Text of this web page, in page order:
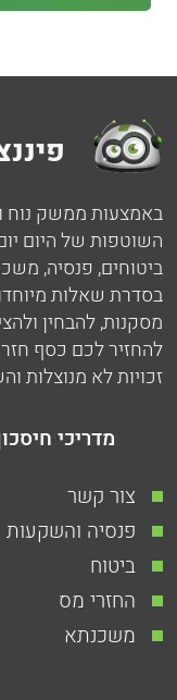
באמצעות ממשק נוח
השוטפות של היום
ביטוחים, פנסיה,
בסדרת שאלות
מסקנות, להבחין
להחזיר לכם כסף
זכויות לא מנוצלות
מדריכי
צור קשר
פנסיה והשקעות
ביטוח
החזרי מס
משכנתא